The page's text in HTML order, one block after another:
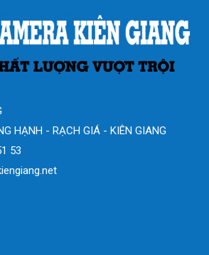
HẠNH - RẠCH GIÁ - KIÊN GIANG
53